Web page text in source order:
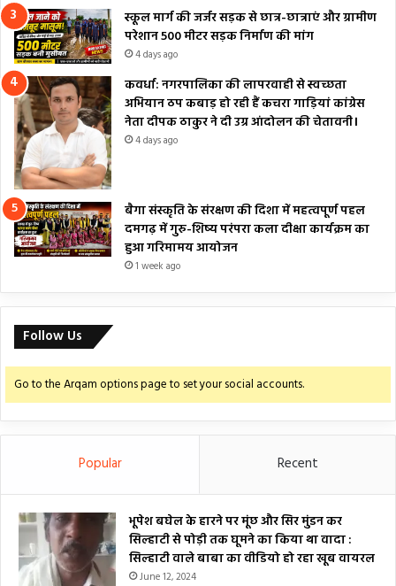
स्कूल मार्ग की जर्जर सड़क से छात्र-छात्राएं और ग्रामीण
परेशान 500 मीटर सड़क निर्माण की मांग
4 days ago
कवर्धा: नगरपालिका की लापरवाही से स्वच्छता
अभियान ठप कबाड़ हो रही हैं कचरा गाड़ियां कांग्रेस
नेता दीपक ठाकुर ने दी उग्र आंदोलन की चेतावनी।
4 days ago
बैगा संस्कृति के संरक्षण की दिशा में महत्वपूर्ण पहल
दमगढ़ में गुरु-शिष्य परंपरा कला दीक्षा कार्यक्रम का
हुआ गरिमामय आयोजन
1 week ago
Follow Us
Go to the Arqam options page to set your social accounts.
Popular Recent
भूपेश बघेल के हारने पर मूंछ और सिर मुंडन कर
सिल्हाटी से पोड़ी तक घूमने का किया था वादा :
सिल्हाटी वाले बाबा का वीडियो हो रहा खूब वायरल
June 12, 2024